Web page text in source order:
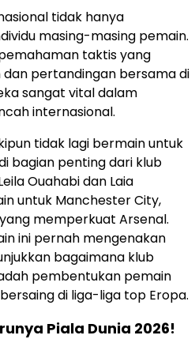
tidak hanya
masing-masing pemain.
taktis yang
pertandingan bersama di
sangat vital dalam
internasional.
tidak lagi bermain untuk
bagian penting dari klub
Ouahabi dan Laia
untuk Manchester City,
memperkuat Arsenal.
ini pernah mengenakan
bagaimana klub
pembentukan pemain
di liga-liga top Eropa.
Piala Dunia 2026!